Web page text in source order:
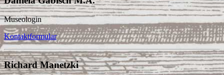
Museologin
Kontaktformular
Richard Manetzki